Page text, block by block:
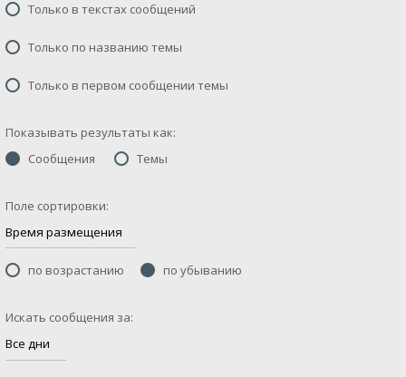
Только в текстах сообщений
Только по названию темы
Только в первом сообщении темы
Показывать результаты как:
Сообщения
Темы
Поле сортировки:
по возрастанию по убыванию
Искать сообщения за: